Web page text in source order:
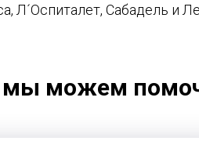
Л´Оспиталет, Сабадель и
можем